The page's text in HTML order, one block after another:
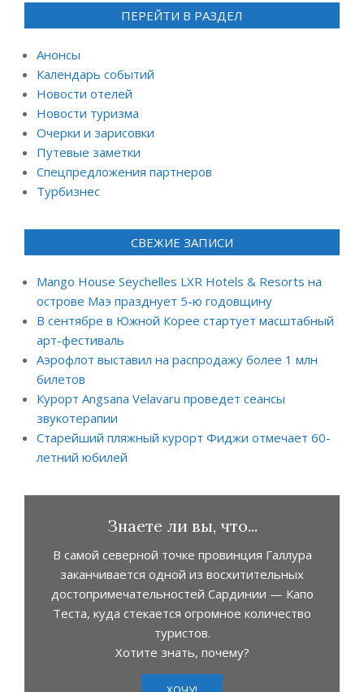
ПЕРЕЙТИ В РАЗДЕЛ
Анонсы
Календарь событий
Новости отелей
Новости туризма
Очерки и зарисовки
Путевые заметки
Спецпредложения партнеров
Турбизнес
СВЕЖИЕ ЗАПИСИ
Mango House Seychelles LXR Hotels & Resorts на
острове Маэ празднует 5-ю годовщину
В сентябре в Южной Корее стартует масштабный
арт-фестиваль
Аэрофлот выставил на распродажу более 1 млн
билетов
Курорт Angsana Velavaru проведет сеансы
звукотерапии
Старейший пляжный курорт Фиджи отмечает 60-
летний юбилей
Знаете ли вы, что...
В самой северной точке провинция Галлура
заканчивается одной из восхитительных
достопримечательностей Сардинии — Капо
Теста, куда стекается огромное количество
туристов.
Хотите знать, почему?